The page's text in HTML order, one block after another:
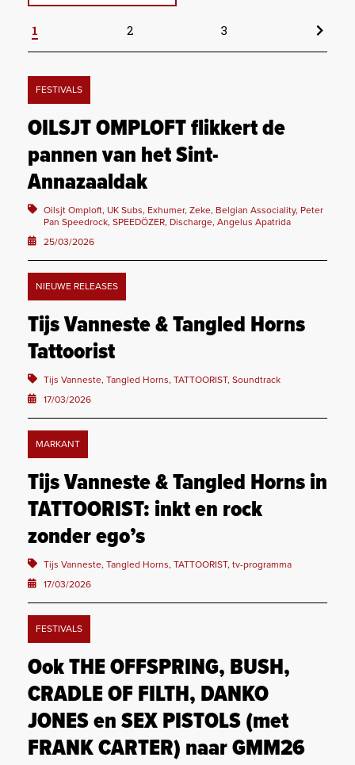
1 2 3
FESTIVALS
OILSJT OMPLOFT flikkert de
pannen van het Sint-
Annazaaldak
Oilsjt Omploft, UK Subs, Exhumer, Zeke, Belgian Associality, Peter
Pan Speedrock, SPEEDÖZER, Discharge, Angelus Apatrida
25/03/2026
NIEUWE RELEASES
Tijs Vanneste & Tangled Horns
Tattoorist
Tijs Vanneste, Tangled Horns, TATTOORIST, Soundtrack
17/03/2026
MARKANT
Tijs Vanneste & Tangled Horns in
TATTOORIST: inkt en rock
zonder ego’s
Tijs Vanneste, Tangled Horns, TATTOORIST, tv-programma
17/03/2026
FESTIVALS
Ook THE OFFSPRING, BUSH,
CRADLE OF FILTH, DANKO
JONES en SEX PISTOLS (met
FRANK CARTER) naar GMM26